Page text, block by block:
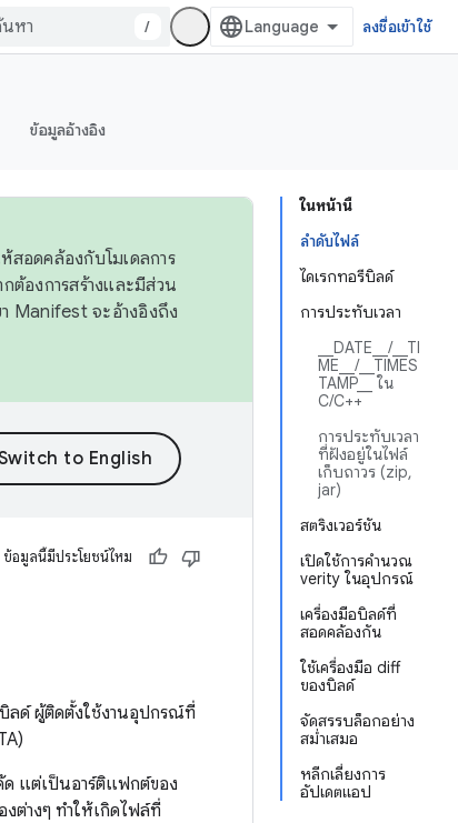
/ ลงชื่อเข้าใช้
ข้อมูลอ้างอิง
ในหน้านี้
ลำดับไฟล์
ไดเรกทอรีบิลด์
การประทับเวลา
__DATE__/__TI
ME__/__TIMES
TAMP__ ใน
C/C++
การประทับเวลา
ที่ฝังอยู่ในไฟล์
เก็บถาวร (zip,
jar)
สตริงเวอร์ชัน
เปิดใช้การคำนวณ
verity ในอุปกรณ์
เครื่องมือบิลด์ที่
สอดคล้องกัน
ใช้เครื่องมือ diff
ของบิลด์
จัดสรรบล็อกอย่าง
สม่ำเสมอ
หลีกเลี่ยงการ
อัปเดตแอป
สอดคล้องกับโมเดลการ
องการสร้างและมีส่วน
า Manifest จะอ้างอิงถึง
ข้อมูลนี้มีประโยชน์ไหม
ลด์ ผู้ติดตั้งใช้งานอุปกรณ์ที่
ด แต่เป็นอาร์ติแฟกต์ของ
งต่างๆ ทำให้เกิดไฟล์ที่